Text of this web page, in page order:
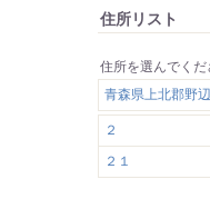
住所リスト
住所を選んでくだ
青森県上北郡野
２
２１